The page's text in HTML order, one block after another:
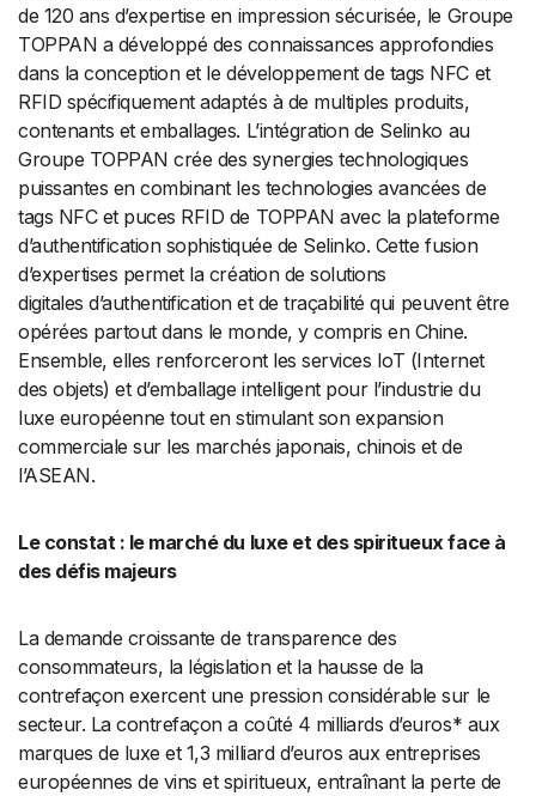
de 120 ans d’expertise en impression sécurisée, le Groupe
TOPPAN a développé des connaissances approfondies
dans la conception et le développement de tags NFC et
RFID spécifiquement adaptés à de multiples produits,
contenants et emballages. L’intégration de Selinko au
Groupe TOPPAN crée des synergies technologiques
puissantes en combinant les technologies avancées de
tags NFC et puces RFID de TOPPAN avec la plateforme
d’authentification sophistiquée de Selinko. Cette fusion
d’expertises permet la création de solutions
digitales d’authentification et de traçabilité qui peuvent être
opérées partout dans le monde, y compris en Chine.
Ensemble, elles renforceront les services IoT (Internet
des objets) et d’emballage intelligent pour l’industrie du
luxe européenne tout en stimulant son expansion
commerciale sur les marchés japonais, chinois et de
l’ASEAN.
Le constat : le marché du luxe et des spiritueux face à
des défis majeurs
La demande croissante de transparence des
consommateurs, la législation et la hausse de la
contrefaçon exercent une pression considérable sur le
secteur. La contrefaçon a coûté 4 milliards d’euros* aux
marques de luxe et 1,3 milliard d’euros aux entreprises
européennes de vins et spiritueux, entraînant la perte de